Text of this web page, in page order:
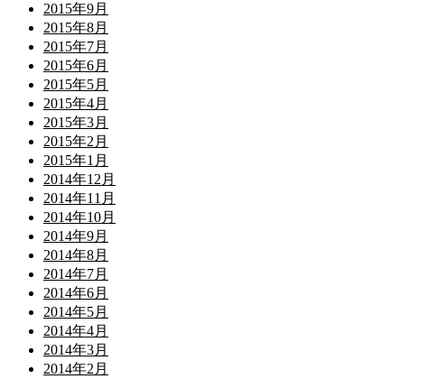
2015年9月
2015年8月
2015年7月
2015年6月
2015年5月
2015年4月
2015年3月
2015年2月
2015年1月
2014年12月
2014年11月
2014年10月
2014年9月
2014年8月
2014年7月
2014年6月
2014年5月
2014年4月
2014年3月
2014年2月